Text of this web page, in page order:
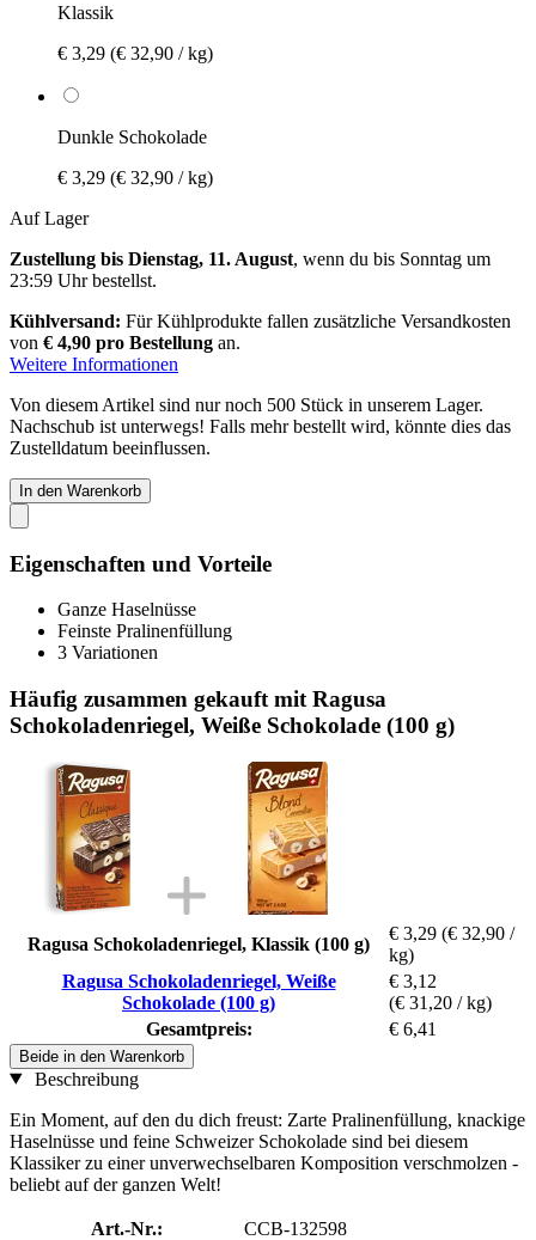
Klassik
€ 3,29 (€ 32,90 / kg)
Dunkle Schokolade
€ 3,29 (€ 32,90 / kg)
Auf Lager
Zustellung bis Dienstag, 11. August, wenn du bis Sonntag um
23:59 Uhrbestellst.
Kühlversand: Für Kühlprodukte fallen zusätzliche Versandkosten
von € 4,90 pro Bestellung an.
Weitere Informationen
Von diesem Artikel sind nur noch 500 Stück in unserem Lager.
Nachschub ist unterwegs! Falls mehr bestellt wird, könnte dies das
Zustelldatum beeinflussen.
In den Warenkorb
Eigenschaften und Vorteile
Ganze Haselnüsse
Feinste Pralinenfüllung
3 Variationen
Häufig zusammen gekauft mit Ragusa
Schokoladenriegel, Weiße Schokolade (100 g)
Ragusa Schokoladenriegel, Klassik (100 g)
€ 3,29 (€ 32,90 /
kg)
Ragusa Schokoladenriegel, Weiße
Schokolade (100 g)
€ 3,12
(€ 31,20 / kg)
Gesamtpreis:
€ 6,41
Beide in den Warenkorb
Beschreibung
Ein Moment, auf den du dich freust: Zarte Pralinenfüllung, knackige
Haselnüsse und feine Schweizer Schokolade sind bei diesem
Klassiker zu einer unverwechselbaren Komposition verschmolzen -
beliebt auf der ganzen Welt!
Art.-Nr.:
CCB-132598